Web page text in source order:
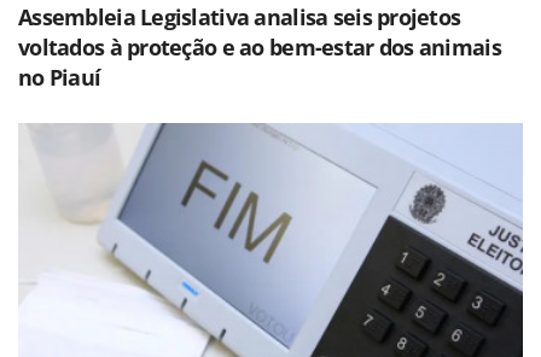
Assembleia Legislativa analisa seis projetos
voltados à proteção e ao bem-estar dos animais
no Piauí